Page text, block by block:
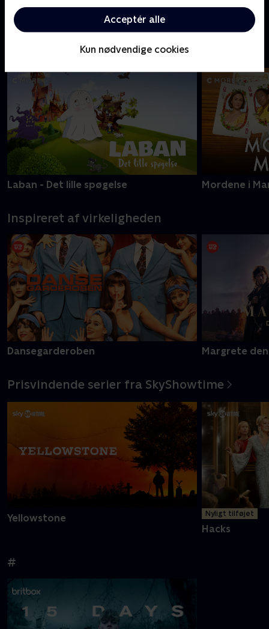
Acceptér alle
Kun nødvendige cookies
Sommerdahl Mord i
Nyeste serier - C More
Laban - Det lille spøgelse Mordene i
Inspireret af virkeligheden
Dansegarderoben Margrete
Prisvindende serier fra SkyShowtime
Yellowstone Nyligt tilføjet
Hacks
#